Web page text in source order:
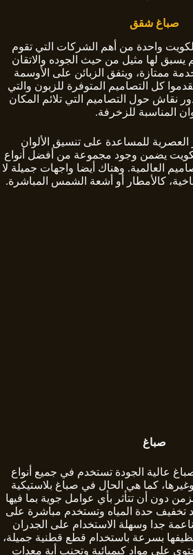
صباغ شقق
واحدة من أهم الشركات التي تقوم
يسبق لها مثيل من حيث الجوده والاتقان
ممتازة، ويتفق الزبائن على الأوسمة
كل التصاميم المتوفرة للزبون والتي
نقاش حول التصاميم التي تلائم المكان
المناسبة للزخرفة.
العصرية للمساعدة على تنسيق الألوان
يضمن وجود مجموعة من أفضل أنواع
العالمية. وهناك أيضا واجهات جميلة لا
كالأمطار أو أشعة الشمس المباشرة.
صباغ
عالية الجودة تستخدم في جميع أنواع
وغيرها، كما هي الحال في صباغ بلاستيكية
دون أن تتأثر بأي عوامل جوية بما فيها
تخفيف حدة المياه وتستخدم مباشرة على
ناعمة جدا وسهلة الاستخدام على الجدران
بسرعة باستخدام قطع قطنية جميلة،
على مواد كيميائية وتجنب أية معدات